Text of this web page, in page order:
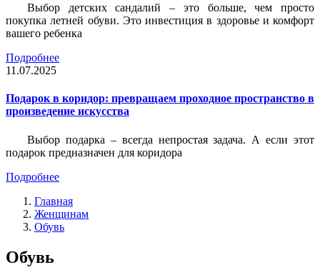
Выбор детских сандалий – это больше, чем просто
покупка летней обуви. Это инвестиция в здоровье и комфорт
вашего ребенка
Подробнее
11.07.2025
Подарок в коридор: превращаем проходное пространство в
произведение искусства
Выбор подарка – всегда непростая задача. А если этот
подарок предназначен для коридора
Подробнее
Главная
Женщинам
Обувь
Обувь